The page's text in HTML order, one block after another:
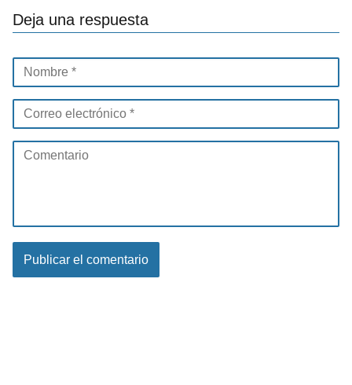
Deja una respuesta